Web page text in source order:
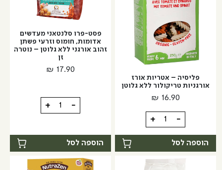
בצורת
בצורת
אטריות
פליסיה – אטריות אורז
אורגניות טריקולור ללא גלוטן
₪ 16.90
-
כמות
של
פליסיה
-
אטריות
+
הוספה לסל
פסט-פרו סלנטאני מעדשים
אדומות, חומוס וזרעי פשתן
זהוב אורגני ללא גלוטן – נוטרה
זן
₪ 17.90
-
כמות
של
סלנטאני
מעדשים
אדומות,
+
הוספה לסל